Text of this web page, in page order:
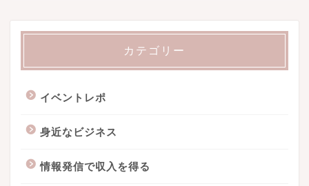
カテゴリー
イベントレポ
身近なビジネス
情報発信で収入を得る